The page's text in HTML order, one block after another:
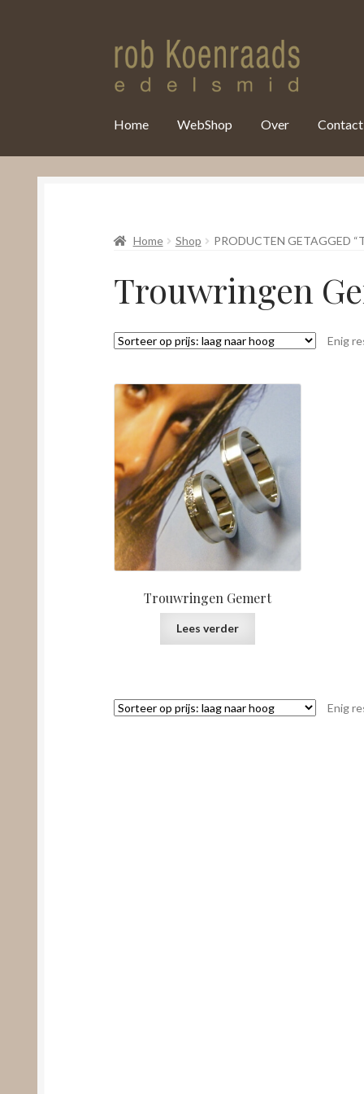
Home WebShop Over Contact
Home Shop PRODUCTEN GETAGGED
Trouwringen
Enig
Trouwringen Gemert
Lees verder
Enig